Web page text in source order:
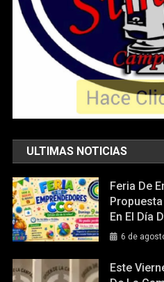
ULTIMAS NOTICIAS
Feria De
En El Día
6 de
Este